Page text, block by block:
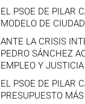
EL PSOE DE PILAR
MODELO DE
ANTE LA CRISIS
PEDRO SÁNCHEZ
EMPLEO Y
EL PSOE DE PILAR
PRESUPUESTO